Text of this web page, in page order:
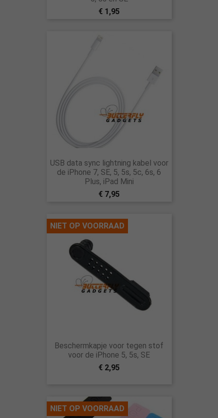
€ 1,95
USB data sync lightning kabel voor
de iPhone 7, SE, 5, 5s, 5c, 6s, 6
Plus, iPad Mini
€ 7,95
Beschermkapje voor tegen stof
voor de iPhone 5, 5s, SE
€ 2,95
NIET OP VOORRAAD
NIET OP VOORRAAD